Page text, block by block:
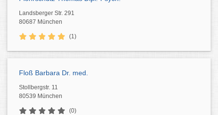
Landsberger Str. 291
80687 München
(1)
Floß Barbara Dr. med.
Stollbergstr. 11
80539 München
(0)